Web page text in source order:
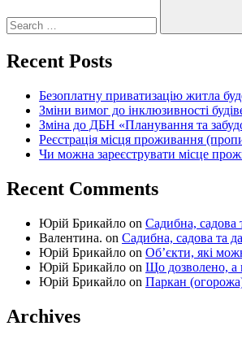
Recent Posts
Безоплатну приватизацію житла
Зміни вимог до інклюзивності
Зміна до ДБН «Планування та
Реєстрація місця проживання
Чи можна зареєструвати місце
Recent Comments
Юрій Брикайло on Садибна, садова
Валентина. on Садибна, садова та
Юрій Брикайло on Об’єкти, які
Юрій Брикайло on Що дозволено, а
Юрій Брикайло on Паркан
Archives